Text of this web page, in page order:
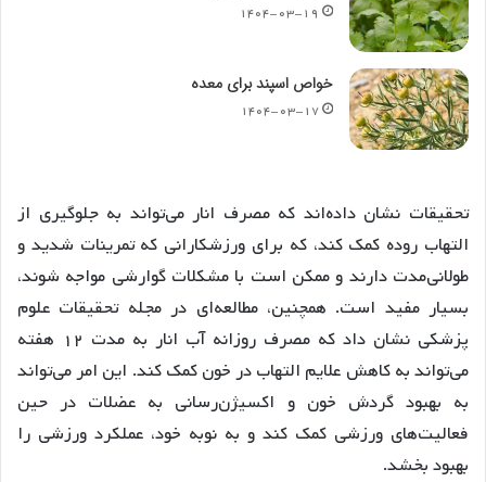
۱۴۰۴-۰۳-۱۹
خواص اسپند برای معده
۱۴۰۴-۰۳-۱۷
تحقیقات نشان داده‌اند که مصرف انار می‌تواند به جلوگیری از
التهاب روده کمک کند، که برای ورزشکارانی که تمرینات شدید و
طولانی‌مدت دارند و ممکن است با مشکلات گوارشی مواجه شوند،
بسیار مفید است. همچنین، مطالعه‌ای در مجله تحقیقات علوم
پزشکی نشان داد که مصرف روزانه آب انار به مدت ۱۲ هفته
می‌تواند به کاهش علایم التهاب در خون کمک کند. این امر می‌تواند
به بهبود گردش خون و اکسیژن‌رسانی به عضلات در حین
فعالیت‌های ورزشی کمک کند و به نوبه خود، عملکرد ورزشی را
بهبود بخشد.